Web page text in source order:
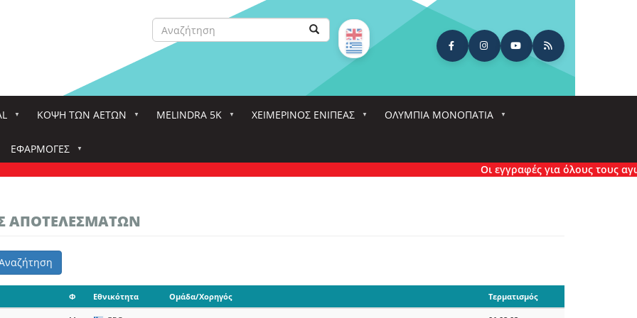
Search
Αναζήτηση Αναζήτηση
ΚΌΨΗ ΤΩΝ ΑΕΤΏΝ MELINDRA 5K ΧΕΙΜΕΡΙΝΟΣ ΕΝΙΠΕΑΣ ΟΛΎΜΠΙΑ ΜΟΝΟΠΆΤΙΑ
ΕΦΑΡΜΟΓΈΣ
Οι εγγραφές για όλους τους αγώνες
ΑΠΟΤΕΛΕΣΜΑΤΩΝ
Φ Εθνικότητα Ομάδα/Χορηγός Τερματισμός